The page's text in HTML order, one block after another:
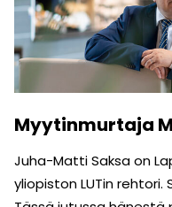
Myytinmurtaja
Juha-Matti Saksa on
yliopiston LUTin